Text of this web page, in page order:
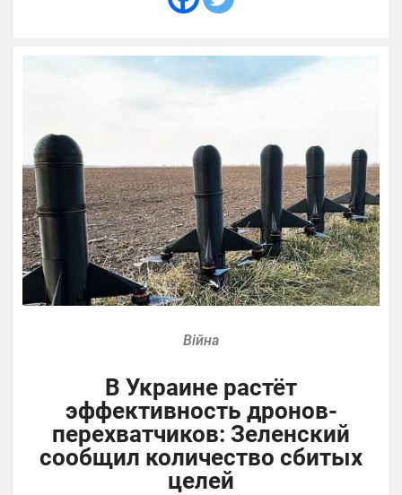
Війна
В Украине растёт
эффективность дронов-
перехватчиков: Зеленский
сообщил количество сбитых
целей